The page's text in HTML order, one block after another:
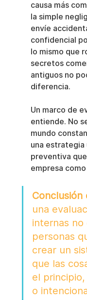
causa más
la simple
envíe
confidencial
lo mismo que
secretos
antiguos no
diferencia.
Un marco de
entiende. No
mundo
una
preventiva
empresa
Conclusión
una
internas no
personas
crear un
que las
el
o